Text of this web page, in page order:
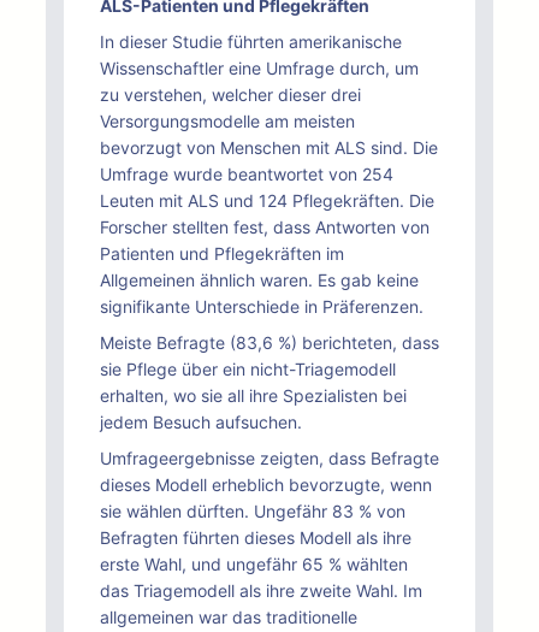
ALS-Patienten und Pflegekräften
In dieser Studie führten amerikanische
Wissenschaftler eine Umfrage durch, um
zu verstehen, welcher dieser drei
Versorgungsmodelle am meisten
bevorzugt von Menschen mit ALS sind. Die
Umfrage wurde beantwortet von 254
Leuten mit ALS und 124 Pflegekräften. Die
Forscher stellten fest, dass Antworten von
Patienten und Pflegekräften im
Allgemeinen ähnlich waren. Es gab keine
signifikante Unterschiede in Präferenzen.
Meiste Befragte (83,6 %) berichteten, dass
sie Pflege über ein nicht-Triagemodell
erhalten, wo sie all ihre Spezialisten bei
jedem Besuch aufsuchen.
Umfrageergebnisse zeigten, dass Befragte
dieses Modell erheblich bevorzugte, wenn
sie wählen dürften. Ungefähr 83 % von
Befragten führten dieses Modell als ihre
erste Wahl, und ungefähr 65 % wählten
das Triagemodell als ihre zweite Wahl. Im
allgemeinen war das traditionelle